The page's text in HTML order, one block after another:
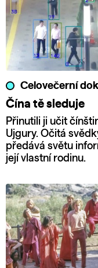
Celovečerní
Čína tě sleduje
Přinutili ji učit
Ujgury. Očitá
předává světu
její vlastní rodinu.